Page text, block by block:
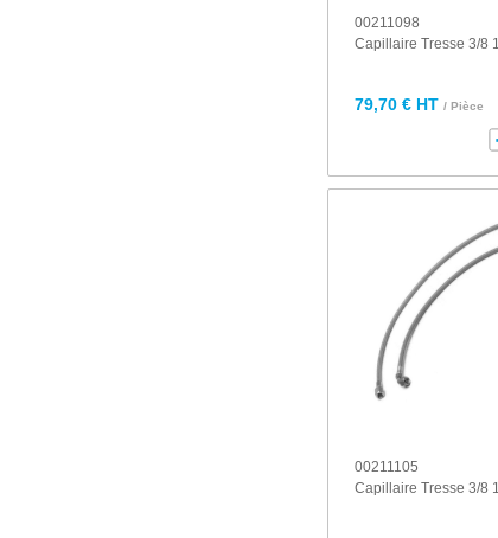
00211098
Capillaire Tresse 3/8
79,70 € HT / Pièce
00211105
Capillaire Tresse 3/8